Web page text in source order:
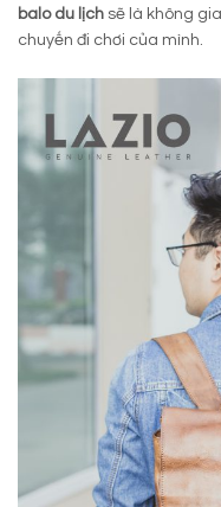
balo du lịch sẽ là không
chuyến đi chơi của mình.